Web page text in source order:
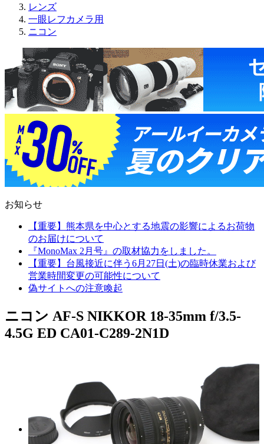
レンズ
一眼レフカメラ用
ニコン
お知らせ
【重要】熊本県を中心とする地震の影響によるお荷物
のお届けについて
『MonoMax 2月号』の取材協力をしました。
【重要】台風接近に伴う6月27日(土)の臨時休業および
営業時間変更の可能性について
偽サイトへの注意喚起
ニコン AF-S NIKKOR 18-35mm f/3.5-
4.5G ED CA01-C289-2N1D